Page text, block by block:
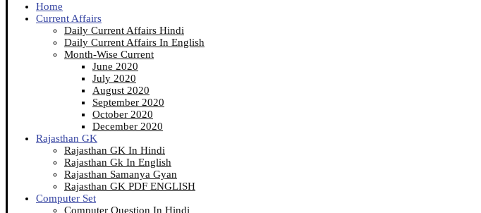
Home
Current Affairs
Daily Current Affairs Hindi
Daily Current Affairs In English
Month-Wise Current
June 2020
July 2020
August 2020
September 2020
October 2020
December 2020
Rajasthan GK
Rajasthan GK In Hindi
Rajasthan Gk In English
Rajasthan Samanya Gyan
Rajasthan GK PDF ENGLISH
Computer Set
Computer Question In Hindi